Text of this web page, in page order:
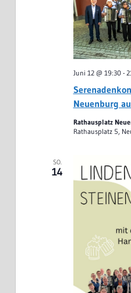
Neuenburg
Juni 12 @ 19:30-
Rathausplatz
Rathausplatz 5,
SO.
14